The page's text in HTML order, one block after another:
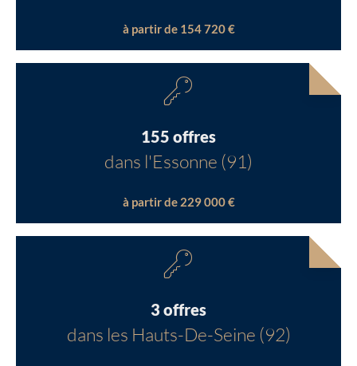
à partir de 154 720 €
155 offres
dans l'Essonne (91)
à partir de 229 000 €
3 offres
dans les Hauts-De-Seine (92)